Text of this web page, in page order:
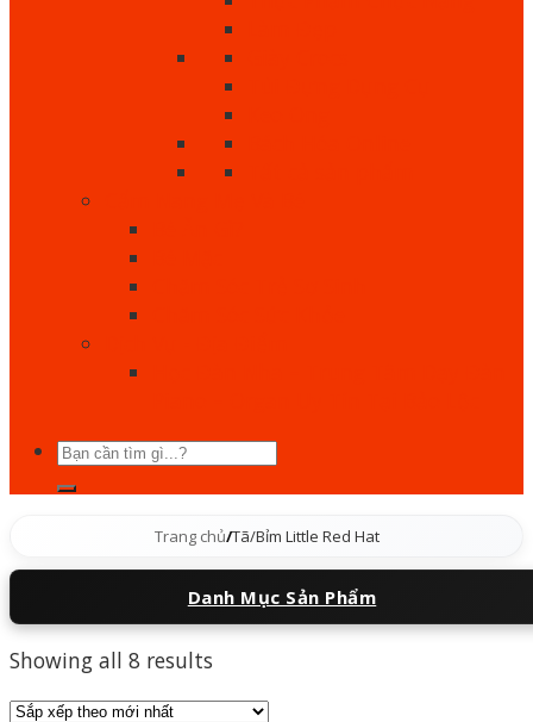
Tìm
Trang chủ/Tã/Bỉm Little Red Hat
Danh Mục Sản Phẩm
Showing all 8 results